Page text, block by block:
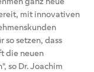
mit innovativen
so setzen, dass
die neuen
so Dr. Joachim